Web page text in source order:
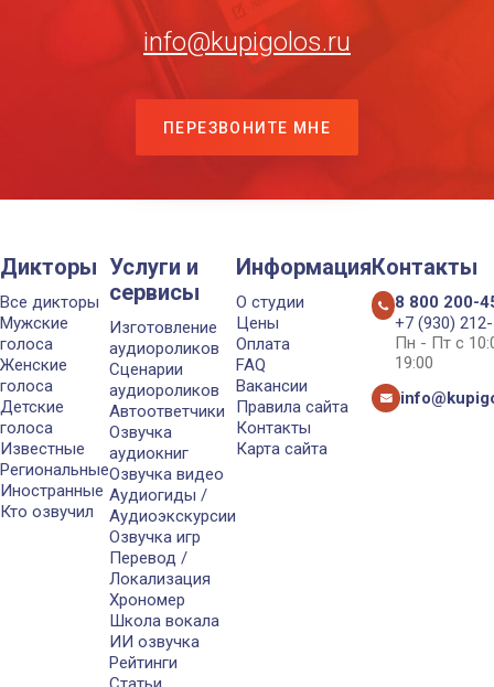
info@kupigolos.ru
ПЕРЕЗВОНИТЕ МНЕ
Дикторы
Все дикторы
Мужские
голоса
Женские
голоса
Детские
голоса
Известные
Региональные
Иностранные
Кто озвучил
Услуги и
сервисы
Изготовление
аудиороликов
Сценарии
аудиороликов
Автоответчики
Озвучка
аудиокниг
Озвучка видео
Аудиогиды /
Аудиоэкскурсии
Озвучка игр
Перевод /
Локализация
Хрономер
Школа вокала
ИИ озвучка
Рейтинги
Информация
О студии
Цены
Оплата
FAQ
Вакансии
Правила сайта
Контакты
Карта сайта
Контакты
8 800 200-
+7 (930)
Пн - Пт с
19:00